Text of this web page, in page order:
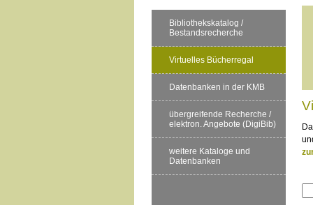
Bibliothekskatalog /
Bestandsrecherche
Virtuelles Bücherregal
Datenbanken in der KMB
übergreifende Recherche /
elektron. Angebote (DigiBib)
weitere Kataloge und
Datenbanken